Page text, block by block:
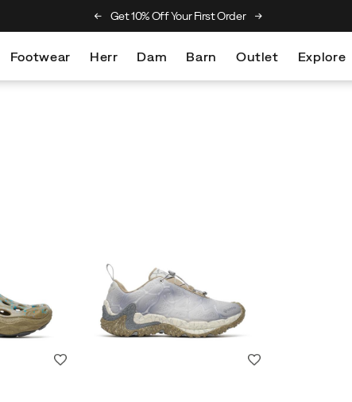
Merrell Hiking Club Get 10% Off Your First Order
Footwear Herr Dam Barn Outlet Explore